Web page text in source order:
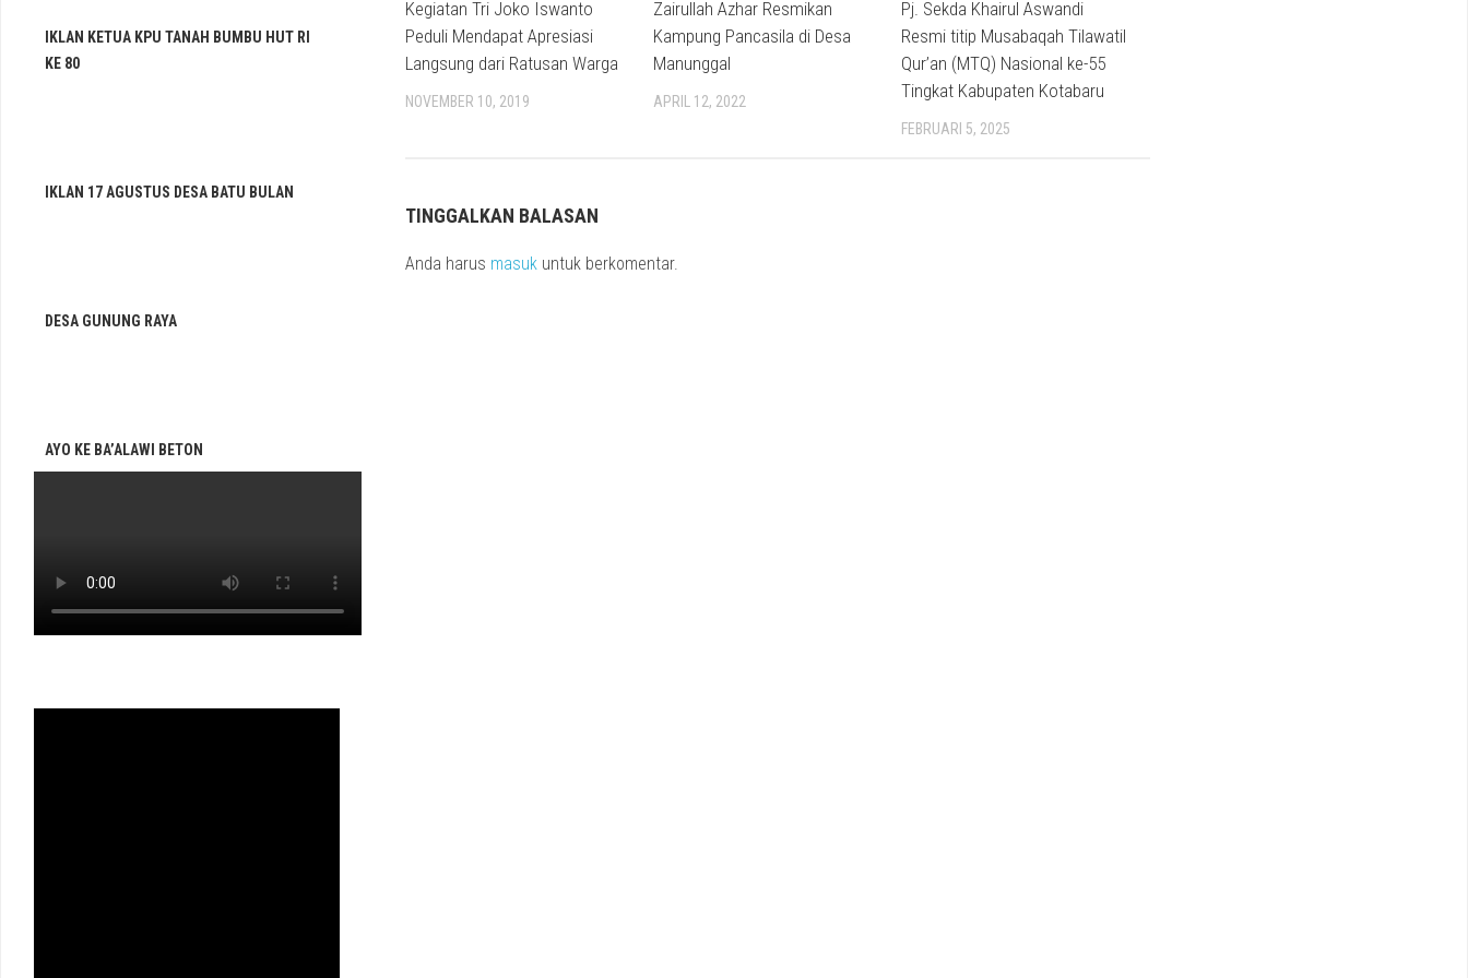
Kegiatan Tri Joko Iswanto
Peduli Mendapat Apresiasi
Langsung dari Ratusan Warga
NOVEMBER 10, 2019
Zairullah Azhar Resmikan
Kampung Pancasila di Desa
Manunggal
APRIL 12, 2022
Pj. Sekda Khairul Aswandi
Resmi titip Musabaqah Tilawatil
Qur’an (MTQ) Nasional ke-55
Tingkat Kabupaten Kotabaru
FEBRUARI 5, 2025
TINGGALKAN BALASAN
Anda harus masuk untuk berkomentar.
IKLAN KETUA KPU TANAH BUMBU HUT RI
KE 80
IKLAN 17 AGUSTUS DESA BATU BULAN
DESA GUNUNG RAYA
AYO KE BA’ALAWI BETON